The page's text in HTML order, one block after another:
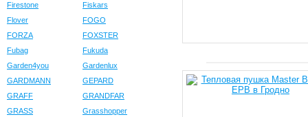
Firestone
Fiskars
Flover
FOGO
FORZA
FOXSTER
Fubag
Fukuda
Garden4you
Gardenlux
GARDMANN
GEPARD
GRAFF
GRANDFAR
GRASS
Grasshopper